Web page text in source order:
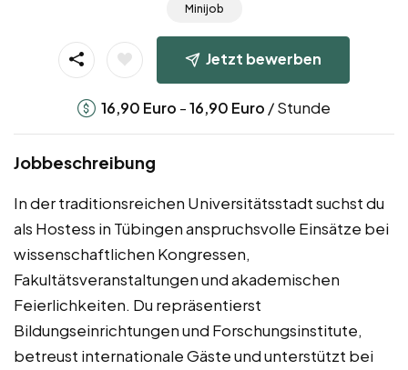
Minijob
Jetzt bewerben
16,90 Euro -16,90 Euro / Stunde
Jobbeschreibung
In der traditionsreichen Universitätsstadt suchst du
als Hostess in Tübingen anspruchsvolle Einsätze bei
wissenschaftlichen Kongressen,
Fakultätsveranstaltungen und akademischen
Feierlichkeiten. Du repräsentierst
Bildungseinrichtungen und Forschungsinstitute,
betreust internationale Gäste und unterstützt bei